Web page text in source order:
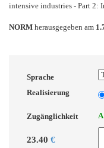
intensive industries - Part 2:
NORM herausgegeben am
Sprache
Realisierung
Zugänglichkeit
23.40 €